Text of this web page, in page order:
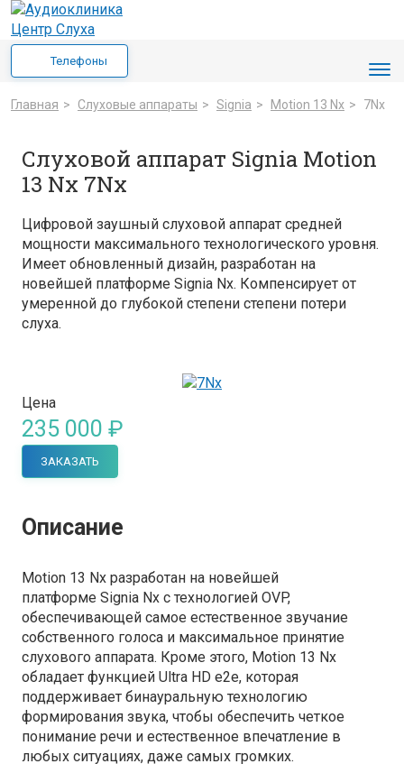
Телефоны
Главная > Cлуховые аппараты > Signia > Motion 13 Nx > 7Nx
Слуховой аппарат Signia Motion
13 Nx 7Nx
Цифровой заушный слуховой аппарат средней
мощности максимального технологического уровня.
Имеет обновленный дизайн, разработан на
новейшей платформе Signia Nx. Компенсирует от
умеренной до глубокой степени степени потери
слуха.
Цена
235 000 ₽
ЗАКАЗАТЬ
Описание
Motion 13 Nx разработан на новейшей
платформе Signia Nx c технологией OVP,
обеспечивающей самое естественное звучание
собственного голоса и максимальное принятие
слухового аппарата. Кроме этого, Motion 13 Nx
обладает функцией Ultra HD e2e, которая
поддерживает бинауральную технологию
формирования звука, чтобы обеспечить четкое
понимание речи и естественное впечатление в
любых ситуациях, даже самых громких.